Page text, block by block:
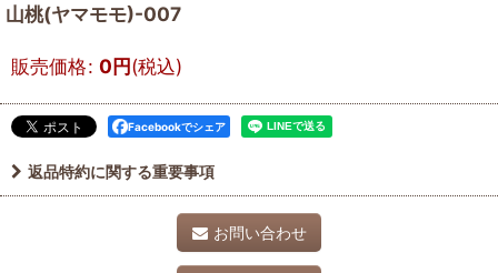
山桃(ヤマモモ)-007
販売価格: 0円(税込)
Facebookでシェア
返品特約に関する重要事項
お問い合わせ